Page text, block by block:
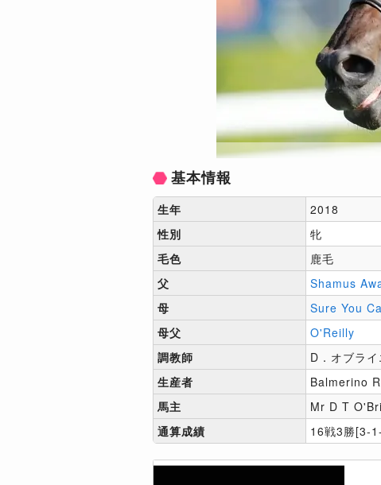
基本情報
生年
2018
性別
牝
毛色
鹿毛
父
Shamus
母
Sure You
母父
O'Reilly
調教師
D．オブライ
生産者
Balmerino
馬主
Mr D T
通算成績
16戦3勝[3-